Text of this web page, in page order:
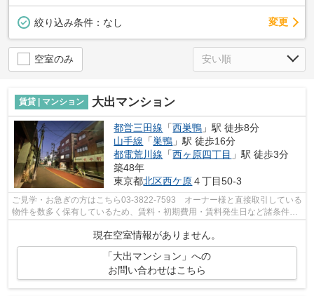
絞り込み条件： なし 変更
空室のみ
賃貸 | マンション 大出マンション
都営三田線 「西巣鴨 」駅 徒歩8分
山手線 「巣鴨 」駅 徒歩16分
都電荒川線 「西ヶ原四丁目 」駅 徒歩3分
築48年
東京都北区西ケ原４丁目50-3
ご見学・お急ぎの方はこちら03-3822-7593 オーナー様と直接取引している
物件を数多く保有しているため、賃料・初期費用・賃料発生日など諸条件を
現在空室情報がありません。
「大出マンション」への
お問い合わせはこちら